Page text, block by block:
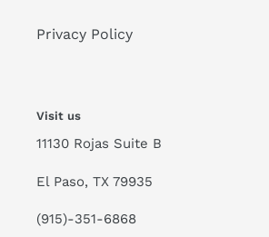
Privacy Policy
Visit us
11130 Rojas Suite B
El Paso, TX 79935
(915)-351-6868